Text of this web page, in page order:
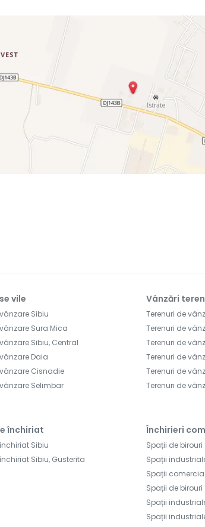
vile
Sibiu
Sura Mica
Sibiu, Central
Daia
Cisnadie
Selimbar
Vânzări
Terenuri de
Terenuri de
Terenuri de
Terenuri de
Terenuri de
Terenuri de
închiriat
Sibiu
Sibiu, Gusterita
Închirieri
Spații de
Spații
Spații
Spații de
Spații
Spații